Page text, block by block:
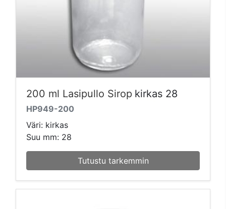
200 ml Lasipullo Sirop kirkas 28
HP949-200
Väri: kirkas
Suu mm: 28
Tutustu tarkemmin